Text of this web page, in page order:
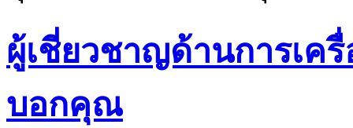
ผู้เชี่ยวชาญด้านการเครื่
บอกคุณ